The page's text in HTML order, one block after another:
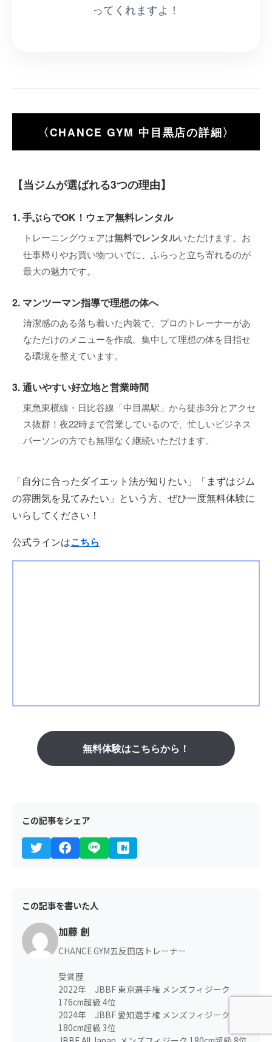
ってくれますよ！
〈CHANCE GYM 中目黒店の詳細〉
【当ジムが選ばれる3つの理由】
1. 手ぶらでOK！ウェア無料レンタル
トレーニングウェアは無料でレンタルいただけます。お
仕事帰りやお買い物ついでに、ふらっと立ち寄れるのが
最大の魅力です。
2. マンツーマン指導で理想の体へ
清潔感のある落ち着いた内装で、プロのトレーナーがあ
なただけのメニューを作成。集中して理想の体を目指せ
る環境を整えています。
3. 通いやすい好立地と営業時間
東急東横線・日比谷線「中目黒駅」から徒歩3分とアクセ
ス抜群！夜22時まで営業しているので、忙しいビジネス
パーソンの方でも無理なく継続いただけます。
「自分に合ったダイエット法が知りたい」「まずはジム
の雰囲気を見てみたい」という方、ぜひ一度無料体験に
いらしてください！
公式ラインはこちら
無料体験はこちらから！
この記事をシェア
この記事を書いた人
加藤 創
CHANCE GYM五反田店トレーナー
受賞歴
2022年 JBBF 東京選手権 メンズフィジーク
176cm超級 4位
2024年 JBBF 愛知選手権 メンズフィジーク
180cm超級 3位